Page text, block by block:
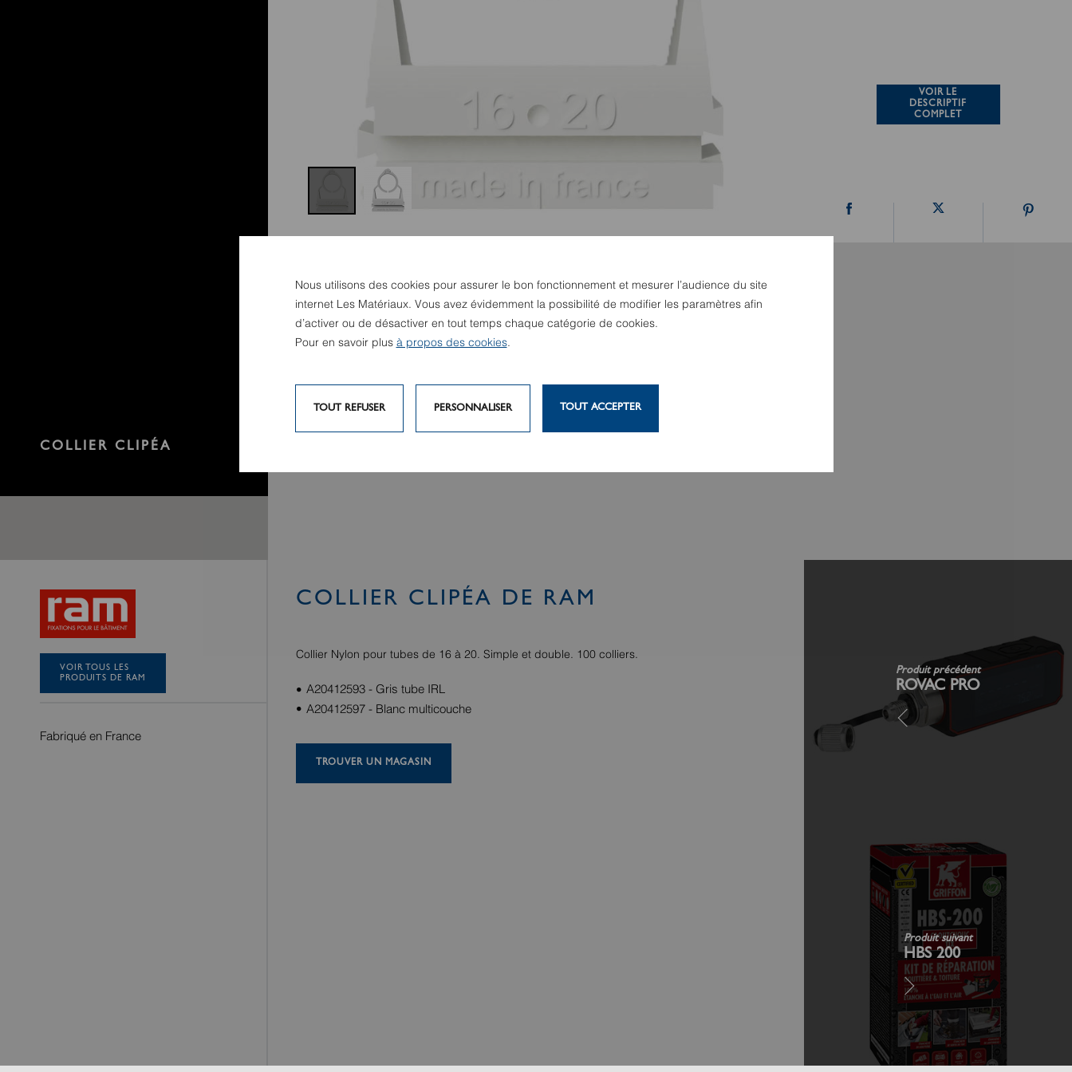
COLLIER CLIPÉA
VOIR LE
DESCRIPTIF
COMPLET
VOIR TOUS LES
PRODUITS DE RAM
Fabriqué en France
COLLIER CLIPÉA DE RAM
Collier Nylon pour tubes de 16 à 20. Simple et double. 100 colliers.
A20412593 - Gris tube IRL
A20412597 - Blanc multicouche
TROUVER UN MAGASIN
Produit précédent
ROVAC PRO
Produit suivant
HBS 200
Nous utilisons des cookies pour assurer le bon fonctionnement et mesurer l’audience du site
internet Les Matériaux. Vous avez évidemment la possibilité de modifier les paramètres afin
d’activer ou de désactiver en tout temps chaque catégorie de cookies.
Pour en savoir plus à propos des cookies.
TOUT REFUSER PERSONNALISER TOUT ACCEPTER